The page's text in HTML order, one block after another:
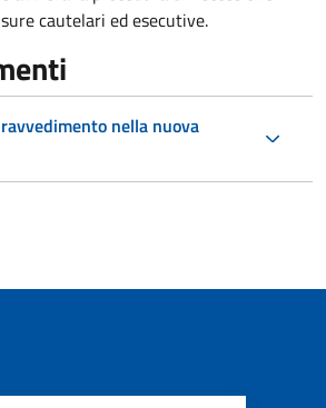
cautelari ed esecutive.
nella nuova